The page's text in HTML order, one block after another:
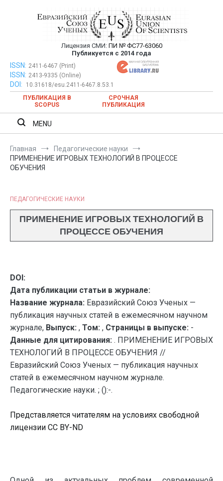
Евразийский Союз Ученых —
публикация научных статей в
ежемесячном научном журнале
Лицензия СМИ: ПИ № ФС77-63060
Публикуется с 2014 года
Евразийский Союз Ученых — публикация научных статей в
ежемесячном научном журнале
ISSN: 2411-6467 (Print)
ISSN: 2413-9335 (Online)
DOI:
10.31618/esu.2411-6467.8.53.1
ПУБЛИКАЦИЯ В
SCOPUS
СРОЧНАЯ
ПУБЛИКАЦИЯ
MENU
Главная
Педагогические науки
ПРИМЕНЕНИЕ ИГРОВЫХ ТЕХНОЛОГИЙ В ПРОЦЕССЕ
ОБУЧЕНИЯ
ПЕДАГОГИЧЕСКИЕ НАУКИ
ПРИМЕНЕНИЕ ИГРОВЫХ ТЕХНОЛОГИЙ В
ПРОЦЕССЕ ОБУЧЕНИЯ
DOI:
Дата публикации статьи в журнале:
Название журнала: Евразийский Союз Ученых —
публикация научных статей в ежемесячном научном
журнале, Выпуск: , Том: , Страницы в выпуске: -
Данные для цитирования: . ПРИМЕНЕНИЕ ИГРОВЫХ
ТЕХНОЛОГИЙ В ПРОЦЕССЕ ОБУЧЕНИЯ //
Евразийский Союз Ученых — публикация научных
статей в ежемесячном научном журнале.
Педагогические науки. ; ():-.
Представляется читателям на условиях свободной
лицензии CC BY-ND